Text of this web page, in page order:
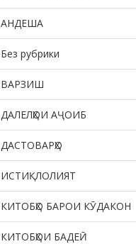
АНДЕША
Без рубрики
ВАРЗИШ
ДАЛЕЛҲОИ АҶОИБ
ДАСТОВАРҲО
ИСТИҚЛОЛИЯТ
КИТОБҲО БАРОИ КӮДАКОН
КИТОБҲОИ БАДЕӢ